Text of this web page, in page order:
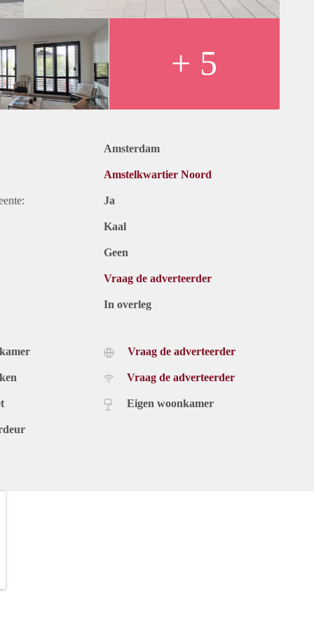
for € 100,- per month extra
+ 5
Amsterdam
Amstelkwartier Noord
Ja
Kaal
Geen
Vraag de adverteerder
In overleg
Vraag de adverteerder
Vraag de adverteerder
Eigen woonkamer